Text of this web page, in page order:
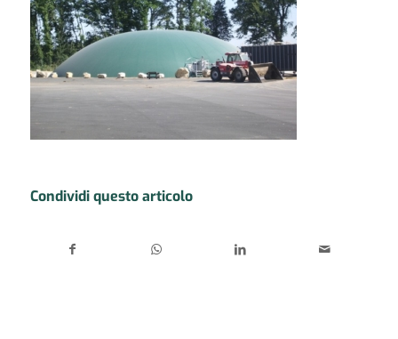
Condividi questo articolo